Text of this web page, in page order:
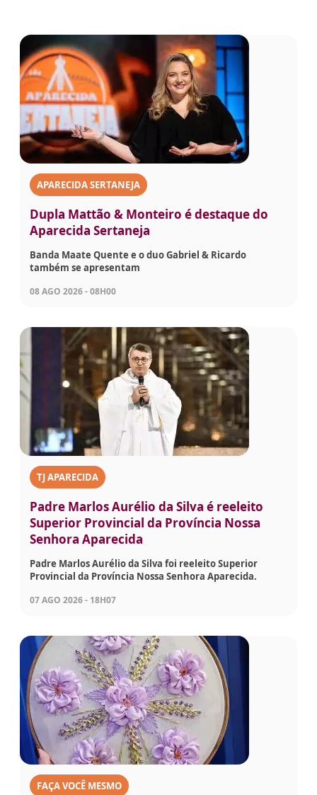
APARECIDA SERTANEJA
Dupla Mattão & Monteiro é destaque do
Aparecida Sertaneja
Banda Maate Quente e o duo Gabriel & Ricardo
também se apresentam
08 AGO 2026 - 08H00
TJ APARECIDA
Padre Marlos Aurélio da Silva é reeleito
Superior Provincial da Província Nossa
Senhora Aparecida
Padre Marlos Aurélio da Silva foi reeleito Superior
Provincial da Província Nossa Senhora Aparecida.
07 AGO 2026 - 18H07
FAÇA VOCÊ MESMO